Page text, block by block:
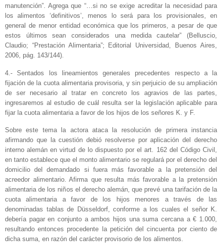
manutención”. Agrega que “…si no se exige acreditar la necesidad para
los alimentos ‘definitivos’, menos lo será para los provisionales, en
general de menor entidad económica que los primeros, a pesar de que
estos últimos sean considerados una medida cautelar” (Belluscio,
Claudio; “Prestación Alimentaria”; Editorial Universidad, Buenos Aires,
2006, pág. 143/144).
4.- Sentados los lineamientos generales precedentes respecto a la
fijación de la cuota alimentaria provisoria, y sin perjuicio de su ampliación
de ser necesario al tratar en concreto los agravios de las partes,
ingresaremos al estudio de cuál resulta ser la legislación aplicable para
fijar la cuota alimentaria a favor de los hijos de los señores K. y F.
Sobre este tema la actora ataca la resolución de primera instancia
afirmando que la cuestión debió resolverse por aplicación del derecho
interno alemán en virtud de lo dispuesto por el art. 162 del Código Civil,
en tanto establece que el monto alimentario se regulará por el derecho del
domicilio del demandado si fuera más favorable a la pretensión del
acreedor alimentario. Afirma que resulta más favorable a la pretensión
alimentaria de los niños el derecho alemán, que prevé una tarifación de la
cuota alimentaria a favor de los hijos menores a través de las
denominadas tablas de Düsseldorf, conforme a los cuales el señor K.
debería pagar en conjunto a ambos hijos una suma cercana a € 1.000,
resultando entonces procedente la petición del cincuenta por ciento de
dicha suma, en razón del carácter provisorio de los alimentos.